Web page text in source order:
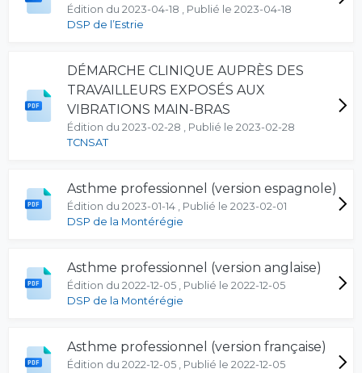
Édition du 2023-04-18 , Publié le 2023-04-18
DSP de l’Estrie
DÉMARCHE CLINIQUE AUPRÈS DES
TRAVAILLEURS EXPOSÉS AUX
VIBRATIONS MAIN-BRAS
Édition du 2023-02-28 , Publié le 2023-02-28
TCNSAT
Asthme professionnel (version espagnole)
Édition du 2023-01-14 , Publié le 2023-02-01
DSP de la Montérégie
Asthme professionnel (version anglaise)
Édition du 2022-12-05 , Publié le 2022-12-05
DSP de la Montérégie
Asthme professionnel (version française)
Édition du 2022-12-05 , Publié le 2022-12-05